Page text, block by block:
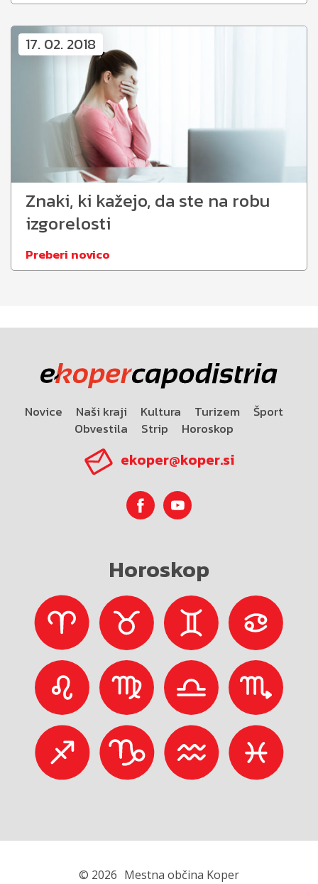
17. 02. 2018
Znaki, ki kažejo, da ste na robu
izgorelosti
Preberi novico
Novice Naši kraji Kultura Turizem
Šport
Obvestila
Strip Horoskop
ekoper@koper.si
Horoskop
© 2026 Mestna občina Koper